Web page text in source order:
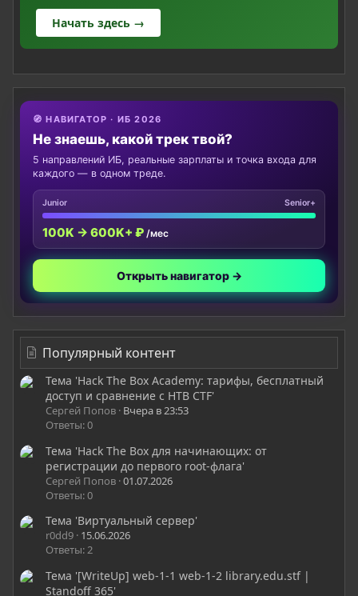
Начать здесь →
🧭 НАВИГАТОР · ИБ 2026
Не знаешь, какой трек твой?
5 направлений ИБ, реальные зарплаты и точка входа для
каждого — в одном треде.
Junior Senior+
100K → 600K+ ₽ /мес
Открыть навигатор →
Популярный контент
Тема 'Hack The Box Academy: тарифы, бесплатный
доступ и сравнение с HTB CTF'
Сергей Попов Вчера в 23:53
Ответы: 0
Тема 'Hack The Box для начинающих: от
регистрации до первого root-флага'
Сергей Попов 01.07.2026
Ответы: 0
Тема 'Виртуальный сервер'
r0dd9 15.06.2026
Ответы: 2
Тема '[WriteUp] web-1-1 web-1-2 library.edu.stf |
Standoff 365'